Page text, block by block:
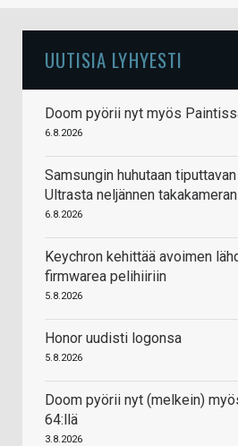
UUTISIA LYHYESTI
Doom pyörii nyt myös
6.8.2026
Samsungin huhutaan
Ultrasta neljännen
6.8.2026
Keychron kehittää avoimen
firmwarea pelihiiriin
5.8.2026
Honor uudisti logonsa
5.8.2026
Doom pyörii nyt (melkein)
64:llä
3.8.2026